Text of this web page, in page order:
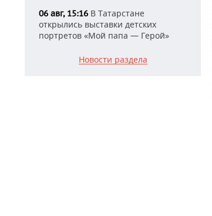
06 авг, 15:16 В Татарстане
открылись выставки детских
портретов «Мой папа — Герой»
Новости раздела